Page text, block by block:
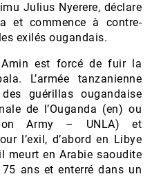
Julius Nyerere, déclare
et commence à contre-
exilés ougandais.
est forcé de fuir la
L’armée tanzanienne
guérillas ougandaise
de l’Ouganda (en) ou
Army – UNLA) et
l’exil, d’abord en Libye
meurt en Arabie saoudite
ans et enterré dans un